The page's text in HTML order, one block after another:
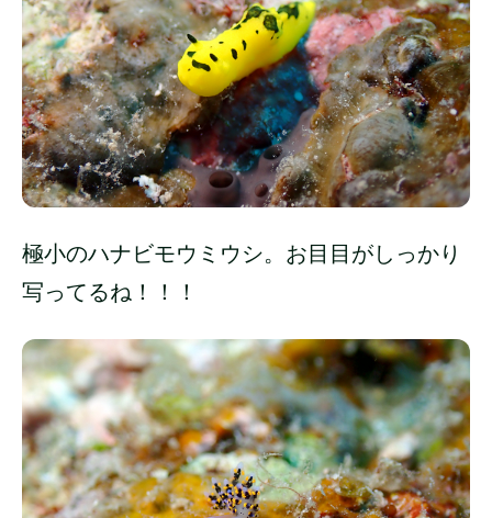
極小のハナビモウミウシ。お目目がしっかり
写ってるね！！！